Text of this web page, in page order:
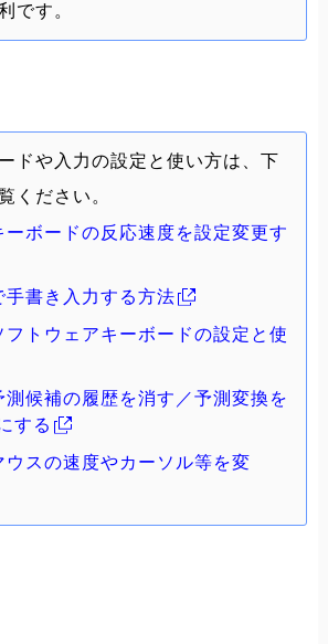
です。
ドや入力の設定と使い方は、下
ください。
ーボードの反応速度を設定変更す
手書き入力する方法
フトウェアキーボードの設定と使
測候補の履歴を消す／予測変換を
する
ウスの速度やカーソル等を変